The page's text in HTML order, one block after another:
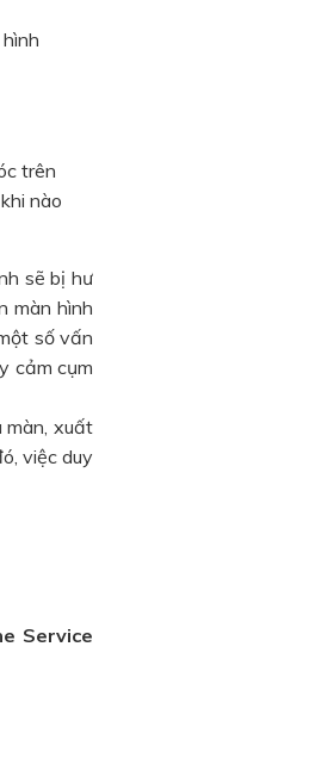
trên
nào
sẽ bị hư
màn hình
số vấn
cảm cụm
màn, xuất
việc duy
Service